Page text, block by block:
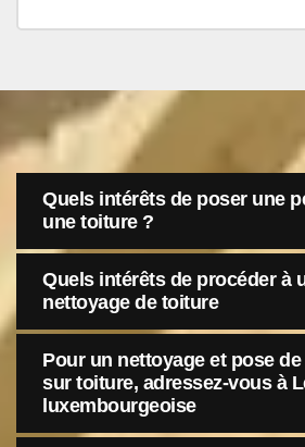
Quels intérêts de poser une
une toiture ?
Quels intérêts de procéder à
nettoyage de toiture
Pour un nettoyage et pose
sur toiture, adressez-vous à
luxembourgeoise